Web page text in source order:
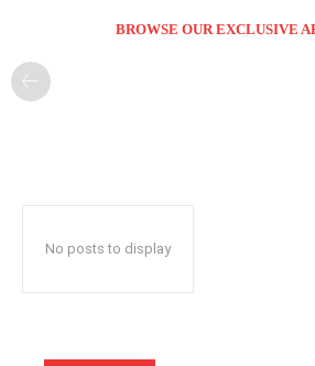
BROWSE OUR EXCLUSIVE
No posts to display